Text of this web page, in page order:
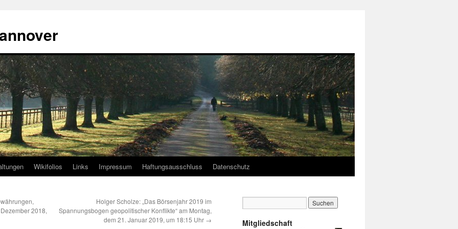
Wikifolios Links Impressum Haftungsausschluss Datenschutz
2018,
Holger Scholze: „Das Börsenjahr 2019 im
Spannungsbogen geopolitischer Konflikte“ am Montag,
dem 21. Januar 2019, um 18:15 Uhr → Mitgliedschaft